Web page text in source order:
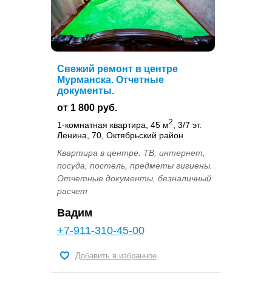
Свежий ремонт в центре
Мурманска. Отчетные
документы.
от 1 800 руб.
1-комнатная квартира, 45 м2
, 3/7 эт.
Ленина, 70, Октябрьский район
Квартира в центре. ТВ, интернет,
посуда, постель, предметы гигиены.
Отчетные документы, безналичный
расчет
Вадим
+7-911-310-45-00
Добавить в избранное